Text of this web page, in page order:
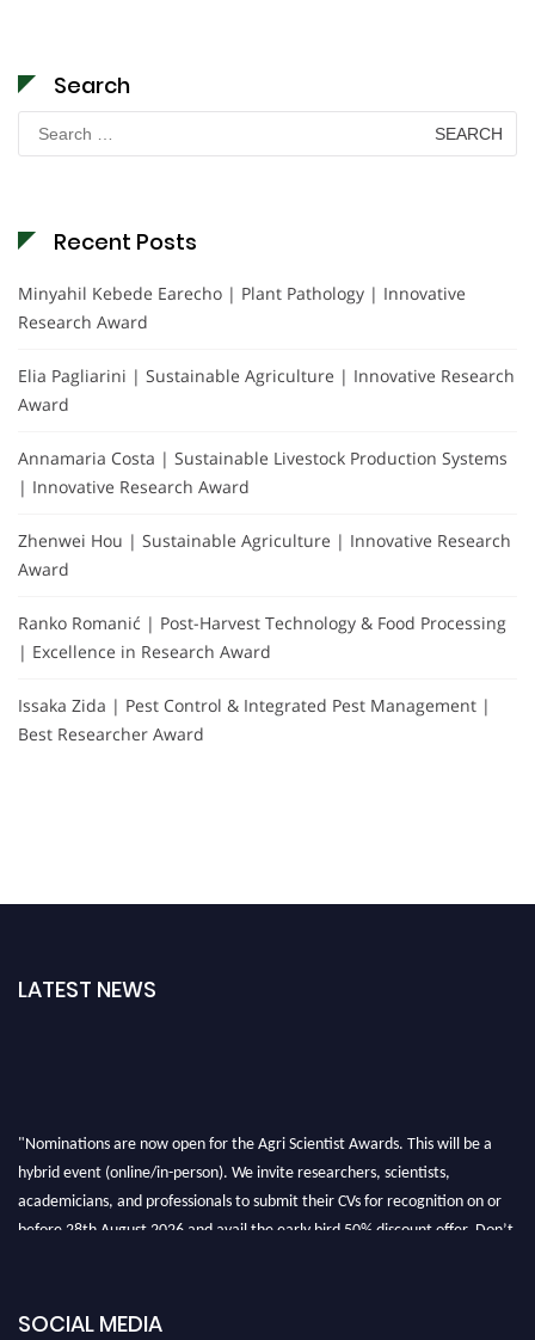
Search
Search
for:
Recent Posts
Minyahil Kebede Earecho | Plant Pathology | Innovative
Research Award
Elia Pagliarini | Sustainable Agriculture | Innovative Research
Award
Annamaria Costa | Sustainable Livestock Production Systems
| Innovative Research Award
Zhenwei Hou | Sustainable Agriculture | Innovative Research
Award
Ranko Romanić | Post-Harvest Technology & Food Processing
| Excellence in Research Award
Issaka Zida | Pest Control & Integrated Pest Management |
Best Researcher Award
LATEST NEWS
"Nominations are now open for the Agri Scientist Awards. This will be a
hybrid event (online/in-person). We invite researchers, scientists,
academicians, and professionals to submit their CVs for recognition on or
before 28th August 2026 and avail the early bird 50% discount offer. Don’t
SOCIAL MEDIA